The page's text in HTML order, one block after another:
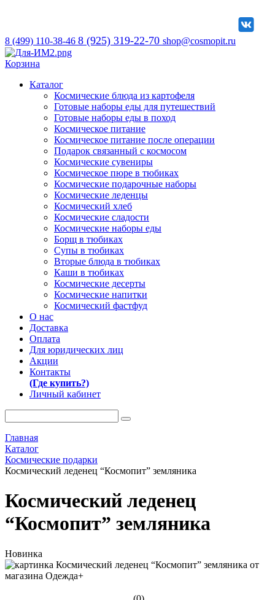
8 (499) 110-38-46 8 (925) 319-22-70 shop@cosmopit.ru
Корзина
Каталог
Космические блюда из картофеля
Готовые наборы еды для путешествий
Готовые наборы еды в поход
Космическое питание
Космическое питание после операции
Подарок связанный с космосом
Космические сувениры
Космическое пюре в тюбиках
Космические подарочные наборы
Космические леденцы
Космический хлеб
Космические сладости
Космические наборы еды
Борщ в тюбиках
Супы в тюбиках
Вторые блюда в тюбиках
Каши в тюбиках
Космические десерты
Космические напитки
Космический фастфуд
О нас
Доставка
Оплата
Для юридических лиц
Акции
Контакты
(Где купить?)
Личный кабинет
Главная
Каталог
Космические подарки
Космический леденец “Космопит” земляника
Космический леденец
“Космопит” земляника
Новинка